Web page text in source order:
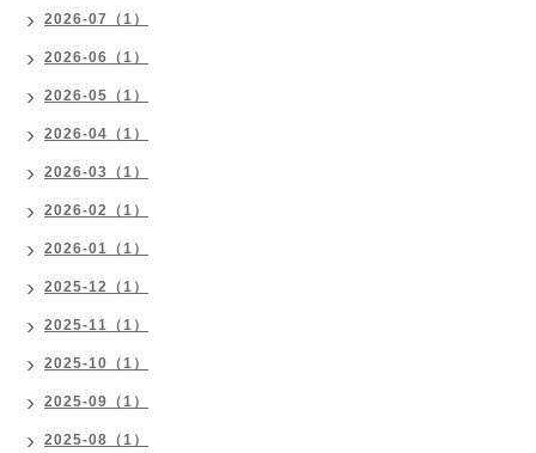
2026-07（1）
2026-06（1）
2026-05（1）
2026-04（1）
2026-03（1）
2026-02（1）
2026-01（1）
2025-12（1）
2025-11（1）
2025-10（1）
2025-09（1）
2025-08（1）